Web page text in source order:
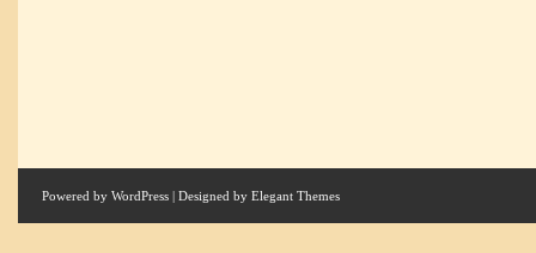
Powered by WordPress | Designed by Elegant Themes